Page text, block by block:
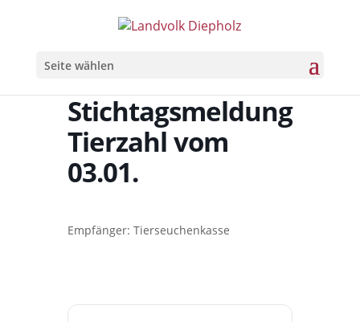
Seite wählen
Stichtagsmeldung
Tierzahl vom
03.01.
Empfänger: Tierseuchenkasse